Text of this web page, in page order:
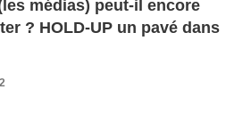
médias) peut-il encore
dans